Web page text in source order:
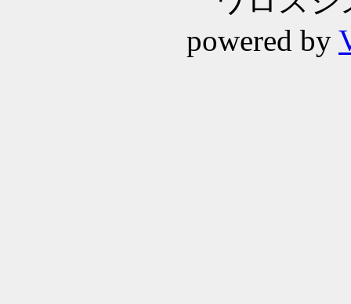
powered by